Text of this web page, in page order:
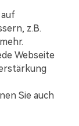
z.B.
Webseite
Sie auch